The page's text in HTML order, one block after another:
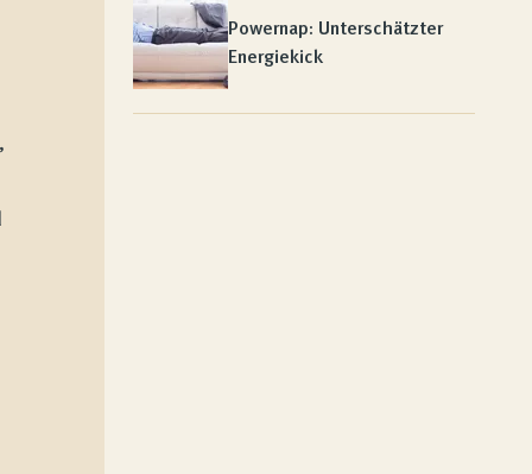
Powernap: Unterschätzter
Energiekick